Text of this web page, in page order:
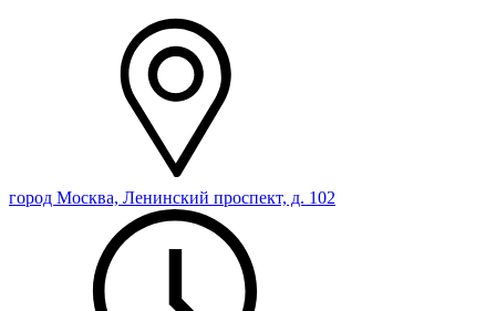
город Москва, Ленинский проспект, д. 102